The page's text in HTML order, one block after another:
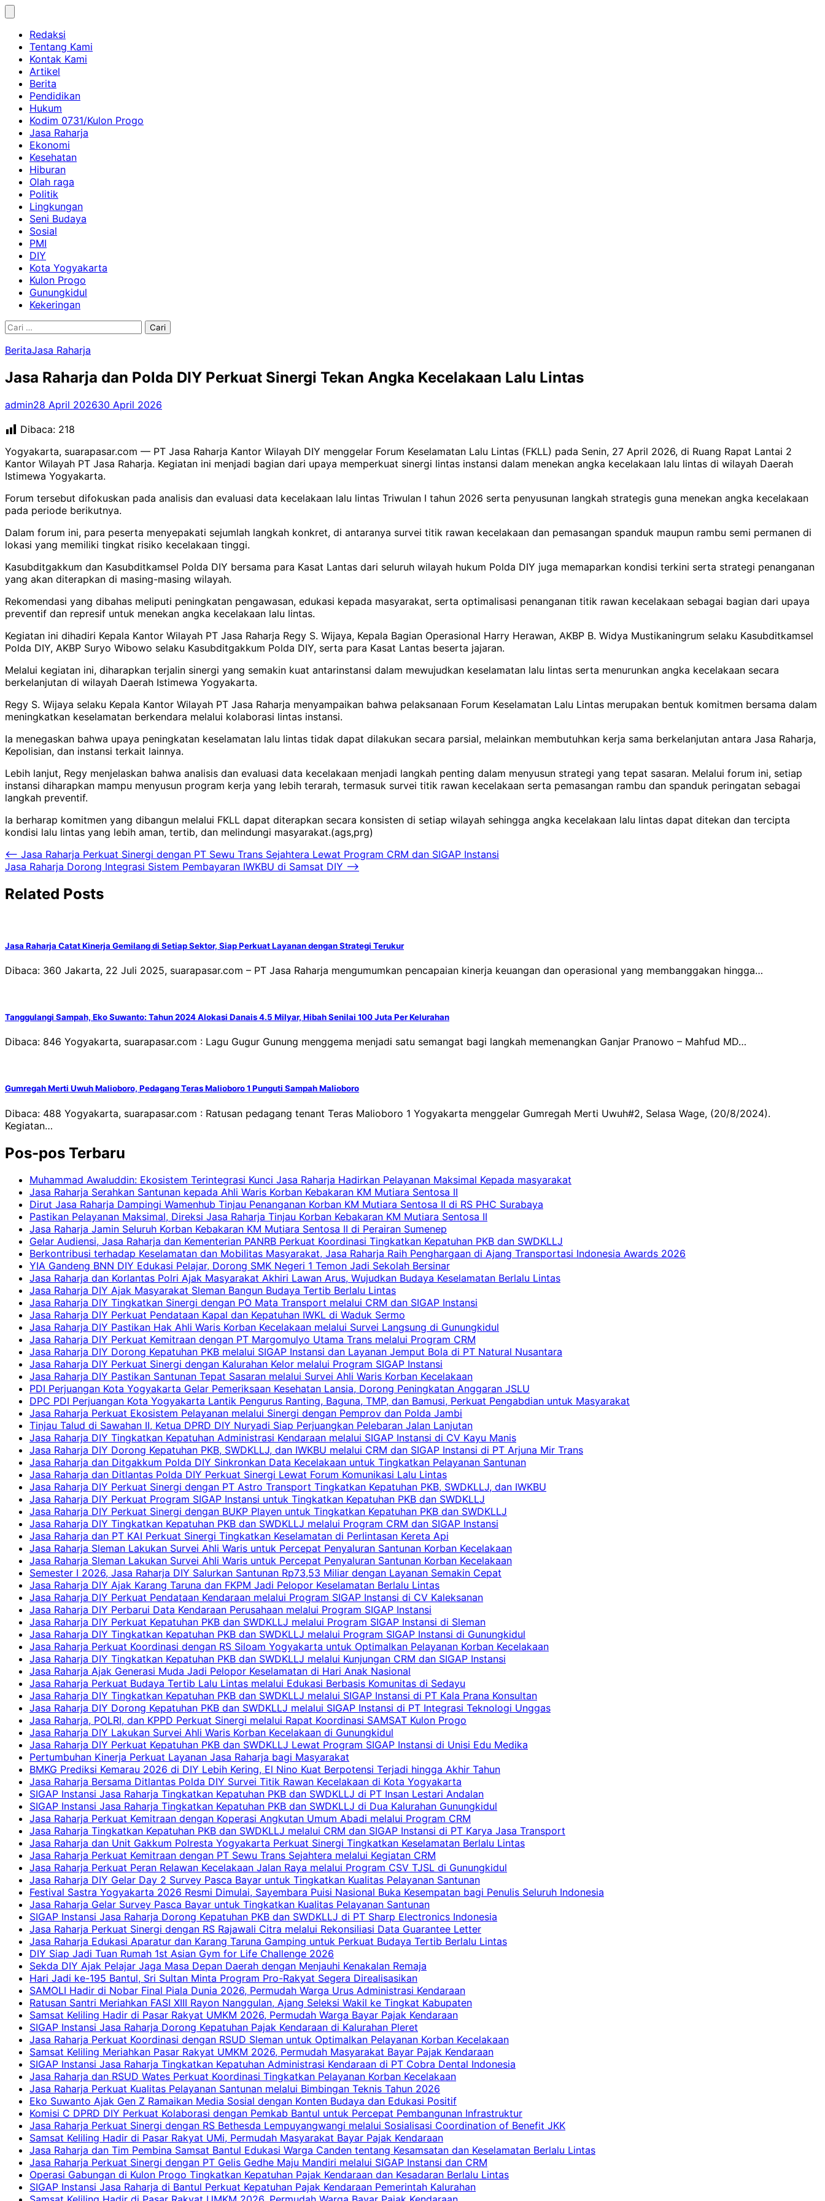
Skip
contentRedaksi
Tentang Kami
Kontak Kami
Artikel
Berita
Pendidikan
Hukum
Kodim 0731/Kulon Progo
Jasa Raharja
Ekonomi
Kesehatan
Hiburan
Olah raga
Politik
Lingkungan
Seni Budaya
Sosial
PMI
DIY
Kota Yogyakarta
Kulon Progo
Gunungkidul
Kekeringan
Cari
BeritaJasa Raharja
Jasa Raharja dan Polda DIY Perkuat Sinergi Tekan Angka Kecelakaan Lalu Lintas
admin28 April 202630 April 2026
Dibaca: 218
Yogyakarta, suarapasar.com — PT Jasa Raharja Kantor Wilayah DIY menggelar Forum Keselamatan Lalu Lintas (FKLL) pada Senin, 27 April 2026, di Ruang Rapat Lantai 2
Kantor Wilayah PT Jasa Raharja. Kegiatan ini menjadi bagian dari upaya memperkuat sinergi lintas instansi dalam menekan angka kecelakaan lalu lintas di wilayah Daerah
Istimewa Yogyakarta.
Forum tersebut difokuskan pada analisis dan evaluasi data kecelakaan lalu lintas Triwulan I tahun 2026 serta penyusunan langkah strategis guna menekan angka kecelakaan
pada periode berikutnya.
Dalam forum ini, para peserta menyepakati sejumlah langkah konkret, di antaranya survei titik rawan kecelakaan dan pemasangan spanduk maupun rambu semi permanen di
lokasi yang memiliki tingkat risiko kecelakaan tinggi.
Kasubditgakkum dan Kasubditkamsel Polda DIY bersama para Kasat Lantas dari seluruh wilayah hukum Polda DIY juga memaparkan kondisi terkini serta strategi penanganan
yang akan diterapkan di masing-masing wilayah.
Rekomendasi yang dibahas meliputi peningkatan pengawasan, edukasi kepada masyarakat, serta optimalisasi penanganan titik rawan kecelakaan sebagai bagian dari upaya
preventif dan represif untuk menekan angka kecelakaan lalu lintas.
Kegiatan ini dihadiri Kepala Kantor Wilayah PT Jasa Raharja Regy S. Wijaya, Kepala Bagian Operasional Harry Herawan, AKBP B. Widya Mustikaningrum selaku Kasubditkamsel
Polda DIY, AKBP Suryo Wibowo selaku Kasubditgakkum Polda DIY, serta para Kasat Lantas beserta jajaran.
Melalui kegiatan ini, diharapkan terjalin sinergi yang semakin kuat antarinstansi dalam mewujudkan keselamatan lalu lintas serta menurunkan angka kecelakaan secara
berkelanjutan di wilayah Daerah Istimewa Yogyakarta.
Regy S. Wijaya selaku Kepala Kantor Wilayah PT Jasa Raharja menyampaikan bahwa pelaksanaan Forum Keselamatan Lalu Lintas merupakan bentuk komitmen bersama dalam
meningkatkan keselamatan berkendara melalui kolaborasi lintas instansi.
Ia menegaskan bahwa upaya peningkatan keselamatan lalu lintas tidak dapat dilakukan secara parsial, melainkan membutuhkan kerja sama berkelanjutan antara Jasa Raharja,
Kepolisian, dan instansi terkait lainnya.
Lebih lanjut, Regy menjelaskan bahwa analisis dan evaluasi data kecelakaan menjadi langkah penting dalam menyusun strategi yang tepat sasaran. Melalui forum ini, setiap
instansi diharapkan mampu menyusun program kerja yang lebih terarah, termasuk survei titik rawan kecelakaan serta pemasangan rambu dan spanduk peringatan sebagai
langkah preventif.
Ia berharap komitmen yang dibangun melalui FKLL dapat diterapkan secara konsisten di setiap wilayah sehingga angka kecelakaan lalu lintas dapat ditekan dan tercipta
kondisi lalu lintas yang lebih aman, tertib, dan melindungi masyarakat.(ags,prg)
Navigasi
pos
⟵ Jasa Raharja Perkuat Sinergi dengan PT Sewu Trans Sejahtera Lewat Program CRM dan SIGAP Instansi
Jasa Raharja Dorong Integrasi Sistem Pembayaran IWKBU di Samsat DIY ⟶
Related Posts
Jasa Raharja Catat Kinerja Gemilang di Setiap Sektor, Siap Perkuat Layanan dengan Strategi Terukur
Dibaca: 360 Jakarta, 22 Juli 2025, suarapasar.com – PT Jasa Raharja mengumumkan pencapaian kinerja keuangan dan operasional yang membanggakan hingga…
Tanggulangi Sampah, Eko Suwanto: Tahun 2024 Alokasi Danais 4.5 Milyar, Hibah Senilai 100 Juta Per Kelurahan
Dibaca: 846 Yogyakarta, suarapasar.com : Lagu Gugur Gunung menggema menjadi satu semangat bagi langkah memenangkan Ganjar Pranowo – Mahfud MD…
Gumregah Merti Uwuh Malioboro, Pedagang Teras Malioboro 1 Punguti Sampah Malioboro
Dibaca: 488 Yogyakarta, suarapasar.com : Ratusan pedagang tenant Teras Malioboro 1 Yogyakarta menggelar Gumregah Merti Uwuh#2, Selasa Wage, (20/8/2024).
Kegiatan…
Pos-pos Terbaru
Muhammad Awaluddin: Ekosistem Terintegrasi Kunci Jasa Raharja Hadirkan Pelayanan Maksimal Kepada masyarakat
Jasa Raharja Serahkan Santunan kepada Ahli Waris Korban Kebakaran KM Mutiara Sentosa II
Dirut Jasa Raharja Dampingi Wamenhub Tinjau Penanganan Korban KM Mutiara Sentosa II di RS PHC Surabaya
Pastikan Pelayanan Maksimal, Direksi Jasa Raharja Tinjau Korban Kebakaran KM Mutiara Sentosa II
Jasa Raharja Jamin Seluruh Korban Kebakaran KM Mutiara Sentosa II di Perairan Sumenep
Gelar Audiensi, Jasa Raharja dan Kementerian PANRB Perkuat Koordinasi Tingkatkan Kepatuhan PKB dan SWDKLLJ
Berkontribusi terhadap Keselamatan dan Mobilitas Masyarakat, Jasa Raharja Raih Penghargaan di Ajang Transportasi Indonesia Awards 2026
YIA Gandeng BNN DIY Edukasi Pelajar, Dorong SMK Negeri 1 Temon Jadi Sekolah Bersinar
Jasa Raharja dan Korlantas Polri Ajak Masyarakat Akhiri Lawan Arus, Wujudkan Budaya Keselamatan Berlalu Lintas
Jasa Raharja DIY Ajak Masyarakat Sleman Bangun Budaya Tertib Berlalu Lintas
Jasa Raharja DIY Tingkatkan Sinergi dengan PO Mata Transport melalui CRM dan SIGAP Instansi
Jasa Raharja DIY Perkuat Pendataan Kapal dan Kepatuhan IWKL di Waduk Sermo
Jasa Raharja DIY Pastikan Hak Ahli Waris Korban Kecelakaan melalui Survei Langsung di Gunungkidul
Jasa Raharja DIY Perkuat Kemitraan dengan PT Margomulyo Utama Trans melalui Program CRM
Jasa Raharja DIY Dorong Kepatuhan PKB melalui SIGAP Instansi dan Layanan Jemput Bola di PT Natural Nusantara
Jasa Raharja DIY Perkuat Sinergi dengan Kalurahan Kelor melalui Program SIGAP Instansi
Jasa Raharja DIY Pastikan Santunan Tepat Sasaran melalui Survei Ahli Waris Korban Kecelakaan
PDI Perjuangan Kota Yogyakarta Gelar Pemeriksaan Kesehatan Lansia, Dorong Peningkatan Anggaran JSLU
DPC PDI Perjuangan Kota Yogyakarta Lantik Pengurus Ranting, Baguna, TMP, dan Bamusi, Perkuat Pengabdian untuk Masyarakat
Jasa Raharja Perkuat Ekosistem Pelayanan melalui Sinergi dengan Pemprov dan Polda Jambi
Tinjau Talud di Sawahan II, Ketua DPRD DIY Nuryadi Siap Perjuangkan Pelebaran Jalan Lanjutan
Jasa Raharja DIY Tingkatkan Kepatuhan Administrasi Kendaraan melalui SIGAP Instansi di CV Kayu Manis
Jasa Raharja DIY Dorong Kepatuhan PKB, SWDKLLJ, dan IWKBU melalui CRM dan SIGAP Instansi di PT Arjuna Mir Trans
Jasa Raharja dan Ditgakkum Polda DIY Sinkronkan Data Kecelakaan untuk Tingkatkan Pelayanan Santunan
Jasa Raharja dan Ditlantas Polda DIY Perkuat Sinergi Lewat Forum Komunikasi Lalu Lintas
Jasa Raharja DIY Perkuat Sinergi dengan PT Astro Transport Tingkatkan Kepatuhan PKB, SWDKLLJ, dan IWKBU
Jasa Raharja DIY Perkuat Program SIGAP Instansi untuk Tingkatkan Kepatuhan PKB dan SWDKLLJ
Jasa Raharja DIY Perkuat Sinergi dengan BUKP Playen untuk Tingkatkan Kepatuhan PKB dan SWDKLLJ
Jasa Raharja DIY Tingkatkan Kepatuhan PKB dan SWDKLLJ melalui Program CRM dan SIGAP Instansi
Jasa Raharja dan PT KAI Perkuat Sinergi Tingkatkan Keselamatan di Perlintasan Kereta Api
Jasa Raharja Sleman Lakukan Survei Ahli Waris untuk Percepat Penyaluran Santunan Korban Kecelakaan
Jasa Raharja Sleman Lakukan Survei Ahli Waris untuk Percepat Penyaluran Santunan Korban Kecelakaan
Semester I 2026, Jasa Raharja DIY Salurkan Santunan Rp73,53 Miliar dengan Layanan Semakin Cepat
Jasa Raharja DIY Ajak Karang Taruna dan FKPM Jadi Pelopor Keselamatan Berlalu Lintas
Jasa Raharja DIY Perkuat Pendataan Kendaraan melalui Program SIGAP Instansi di CV Kaleksanan
Jasa Raharja DIY Perbarui Data Kendaraan Perusahaan melalui Program SIGAP Instansi
Jasa Raharja DIY Perkuat Kepatuhan PKB dan SWDKLLJ melalui Program SIGAP Instansi di Sleman
Jasa Raharja DIY Tingkatkan Kepatuhan PKB dan SWDKLLJ melalui Program SIGAP Instansi di Gunungkidul
Jasa Raharja Perkuat Koordinasi dengan RS Siloam Yogyakarta untuk Optimalkan Pelayanan Korban Kecelakaan
Jasa Raharja DIY Tingkatkan Kepatuhan PKB dan SWDKLLJ melalui Kunjungan CRM dan SIGAP Instansi
Jasa Raharja Ajak Generasi Muda Jadi Pelopor Keselamatan di Hari Anak Nasional
Jasa Raharja Perkuat Budaya Tertib Lalu Lintas melalui Edukasi Berbasis Komunitas di Sedayu
Jasa Raharja DIY Tingkatkan Kepatuhan PKB dan SWDKLLJ melalui SIGAP Instansi di PT Kala Prana Konsultan
Jasa Raharja DIY Dorong Kepatuhan PKB dan SWDKLLJ melalui SIGAP Instansi di PT Integrasi Teknologi Unggas
Jasa Raharja, POLRI, dan KPPD Perkuat Sinergi melalui Rapat Koordinasi SAMSAT Kulon Progo
Jasa Raharja DIY Lakukan Survei Ahli Waris Korban Kecelakaan di Gunungkidul
Jasa Raharja DIY Perkuat Kepatuhan PKB dan SWDKLLJ Lewat Program SIGAP Instansi di Unisi Edu Medika
Pertumbuhan Kinerja Perkuat Layanan Jasa Raharja bagi Masyarakat
BMKG Prediksi Kemarau 2026 di DIY Lebih Kering, El Nino Kuat Berpotensi Terjadi hingga Akhir Tahun
Jasa Raharja Bersama Ditlantas Polda DIY Survei Titik Rawan Kecelakaan di Kota Yogyakarta
SIGAP Instansi Jasa Raharja Tingkatkan Kepatuhan PKB dan SWDKLLJ di PT Insan Lestari Andalan
SIGAP Instansi Jasa Raharja Tingkatkan Kepatuhan PKB dan SWDKLLJ di Dua Kalurahan Gunungkidul
Jasa Raharja Perkuat Kemitraan dengan Koperasi Angkutan Umum Abadi melalui Program CRM
Jasa Raharja Tingkatkan Kepatuhan PKB dan SWDKLLJ melalui CRM dan SIGAP Instansi di PT Karya Jasa Transport
Jasa Raharja dan Unit Gakkum Polresta Yogyakarta Perkuat Sinergi Tingkatkan Keselamatan Berlalu Lintas
Jasa Raharja Perkuat Kemitraan dengan PT Sewu Trans Sejahtera melalui Kegiatan CRM
Jasa Raharja Perkuat Peran Relawan Kecelakaan Jalan Raya melalui Program CSV TJSL di Gunungkidul
Jasa Raharja DIY Gelar Day 2 Survey Pasca Bayar untuk Tingkatkan Kualitas Pelayanan Santunan
Festival Sastra Yogyakarta 2026 Resmi Dimulai, Sayembara Puisi Nasional Buka Kesempatan bagi Penulis Seluruh Indonesia
Jasa Raharja Gelar Survey Pasca Bayar untuk Tingkatkan Kualitas Pelayanan Santunan
SIGAP Instansi Jasa Raharja Dorong Kepatuhan PKB dan SWDKLLJ di PT Sharp Electronics Indonesia
Jasa Raharja Perkuat Sinergi dengan RS Rajawali Citra melalui Rekonsiliasi Data Guarantee Letter
Jasa Raharja Edukasi Aparatur dan Karang Taruna Gamping untuk Perkuat Budaya Tertib Berlalu Lintas
DIY Siap Jadi Tuan Rumah 1st Asian Gym for Life Challenge 2026
Sekda DIY Ajak Pelajar Jaga Masa Depan Daerah dengan Menjauhi Kenakalan Remaja
Hari Jadi ke-195 Bantul, Sri Sultan Minta Program Pro-Rakyat Segera Direalisasikan
SAMOLI Hadir di Nobar Final Piala Dunia 2026, Permudah Warga Urus Administrasi Kendaraan
Ratusan Santri Meriahkan FASI XIII Rayon Nanggulan, Ajang Seleksi Wakil ke Tingkat Kabupaten
Samsat Keliling Hadir di Pasar Rakyat UMKM 2026, Permudah Warga Bayar Pajak Kendaraan
SIGAP Instansi Jasa Raharja Dorong Kepatuhan Pajak Kendaraan di Kalurahan Pleret
Jasa Raharja Perkuat Koordinasi dengan RSUD Sleman untuk Optimalkan Pelayanan Korban Kecelakaan
Samsat Keliling Meriahkan Pasar Rakyat UMKM 2026, Permudah Masyarakat Bayar Pajak Kendaraan
SIGAP Instansi Jasa Raharja Tingkatkan Kepatuhan Administrasi Kendaraan di PT Cobra Dental Indonesia
Jasa Raharja dan RSUD Wates Perkuat Koordinasi Tingkatkan Pelayanan Korban Kecelakaan
Jasa Raharja Perkuat Kualitas Pelayanan Santunan melalui Bimbingan Teknis Tahun 2026
Eko Suwanto Ajak Gen Z Ramaikan Media Sosial dengan Konten Budaya dan Edukasi Positif
Komisi C DPRD DIY Perkuat Kolaborasi dengan Pemkab Bantul untuk Percepat Pembangunan Infrastruktur
Jasa Raharja Perkuat Sinergi dengan RS Bethesda Lempuyangwangi melalui Sosialisasi Coordination of Benefit JKK
Samsat Keliling Hadir di Pasar Rakyat UMi, Permudah Masyarakat Bayar Pajak Kendaraan
Jasa Raharja dan Tim Pembina Samsat Bantul Edukasi Warga Canden tentang Kesamsatan dan Keselamatan Berlalu Lintas
Jasa Raharja Perkuat Sinergi dengan PT Gelis Gedhe Maju Mandiri melalui SIGAP Instansi dan CRM
Operasi Gabungan di Kulon Progo Tingkatkan Kepatuhan Pajak Kendaraan dan Kesadaran Berlalu Lintas
SIGAP Instansi Jasa Raharja di Bantul Perkuat Kepatuhan Pajak Kendaraan Pemerintah Kalurahan